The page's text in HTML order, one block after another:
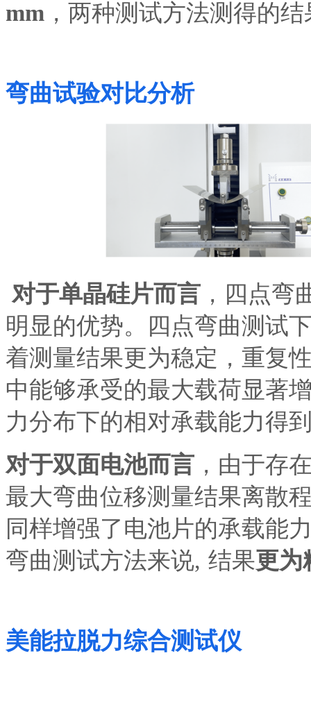
mm ， 两种测试方法测得的
弯曲试验对比分析
对于单晶硅片而言 ，四点弯
明显的优势。四点弯曲测试
着测量结果更为稳定，重复
中能够承受的最大载荷显著
力分布下的相对承载能力得
对于双面电池而言 ，由于存
最大弯曲位移测量结果离散
同样增强了电池片的承载能
弯曲测试方法来说, 结果更为
美能拉脱力综合测试仪